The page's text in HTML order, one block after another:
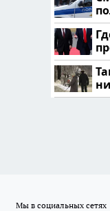
Мы в социальных сетях